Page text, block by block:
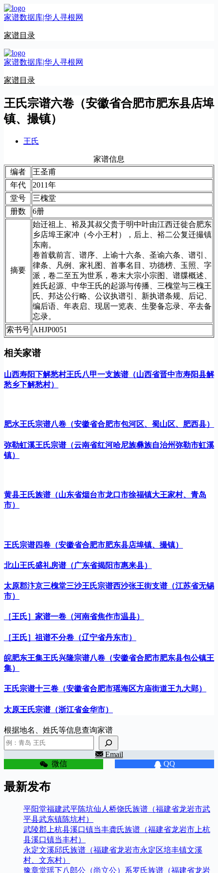
跳
至
容
家谱数据库|华人寻根网
家谱目录
家谱数据库|华人寻根网
家谱目录
王氏宗谱六卷（安徽省合肥市肥东县店埠
镇、撮镇）
王氏
家谱信息
编者
王圣甫
年代
2011年
堂号
三槐堂
册数
6册
摘要
始迁祖上、裕及其叔父贵于明中叶由江西迁徙合肥东
乡店埠王家冲（今小王村），后上、裕二公复迁撮镇
东南。
卷首载前言、谱序、上谕十六条、圣谕六条、谱引、
律条、凡例、家礼图、首事名目、功德榜、玉照、字
派，卷二至五为世系，卷末大宗小宗图、谱牒概述、
姓氏起源、中华王氏的起源与传播、三槐堂与三槐王
氏、邦达公行略、公议执谱引、新执谱条规、后记、
编后语、年表启、现居一览表、生娶备忘录、卒去备
忘录。
索书号 AHJP0051
相关家谱
山西寿阳下解愁村王氏八甲一支族谱（山西省晋中市寿阳县解
愁乡下解愁村）
肥水王氏宗谱八卷（安徽省合肥市包河区、蜀山区、肥西县）
弥勒虹溪王氏宗谱（云南省红河哈尼族彝族自治州弥勒市虹溪
镇）
黄县王氏族谱（山东省烟台市龙口市徐福镇大王家村、青岛
市）
王氏宗谱四卷（安徽省合肥市肥东县店埠镇、撮镇）
北山王氏盛礼房谱（广东省揭阳市惠来县）
太原郡汴京三槐堂三沙王氏宗谱西沙张王街支谱（江苏省无锡
市）
［王氏］家谱一卷（河南省焦作市温县）
［王氏］祖谱不分卷（辽宁省丹东市）
皖肥东王集王氏兴隆宗谱八卷（安徽省合肥市肥东县包公镇王
集）
王氏宗谱十三卷（安徽省合肥市瑶海区方庙街道王九大郢）
太原王氏宗谱（浙江省金华市）
根据地名、姓氏等信息查询家谱
Email
微信 QQ
最新发布
平阳堂福建武平陈坑仙人桥饶氏族谱（福建省龙岩市武
平县武东镇陈坑村）
武陵郡上杭县溪口镇当丰龚氏族谱（福建省龙岩市上杭
县溪口镇当丰村）
永定文溪邱氏族谱（福建省龙岩市永定区培丰镇文溪
村、文东村）
豫章堂瑶下八郎公（尚立公）系罗氏族谱（福建省龙岩